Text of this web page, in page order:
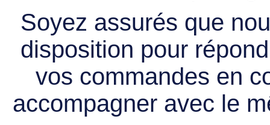
Soyez assurés que
disposition pour
vos commandes en
accompagner avec le